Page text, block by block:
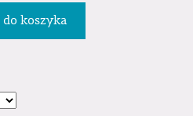
do koszyka